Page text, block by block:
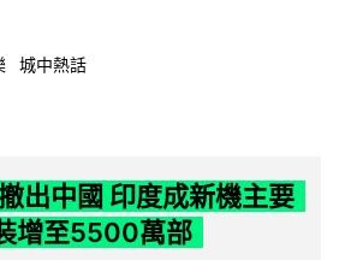
城中熱話
出中國 印度成新機主要
增至5500萬部